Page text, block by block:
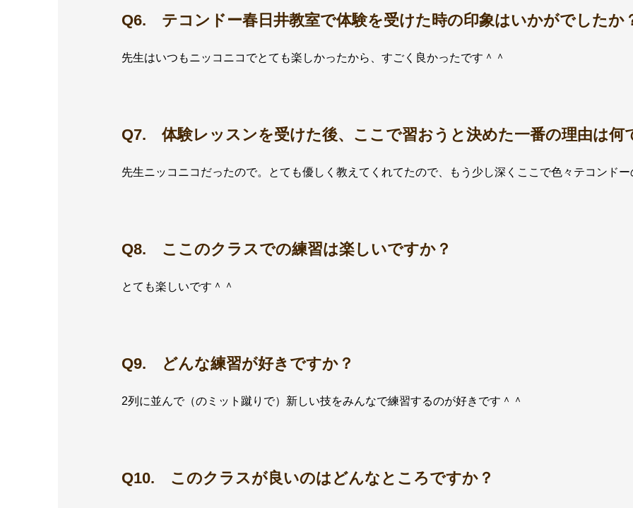
Q6. テコンドー春日井教室で体験を受けた時の印象はいかがでしたか
先生はいつもニッコニコでとても楽しかったから、すごく良かったです＾＾
Q7. 体験レッスンを受けた後、ここで習おうと決めた一番の理由は何
先生ニッコニコだったので。とても優しく教えてくれてたので、もう少し深くここで色々テコンドー
Q8. ここのクラスでの練習は楽しいですか？
とても楽しいです＾＾
Q9. どんな練習が好きですか？
2列に並んで（のミット蹴りで）新しい技をみんなで練習するのが好きです＾＾
Q10. このクラスが良いのはどんなところですか？